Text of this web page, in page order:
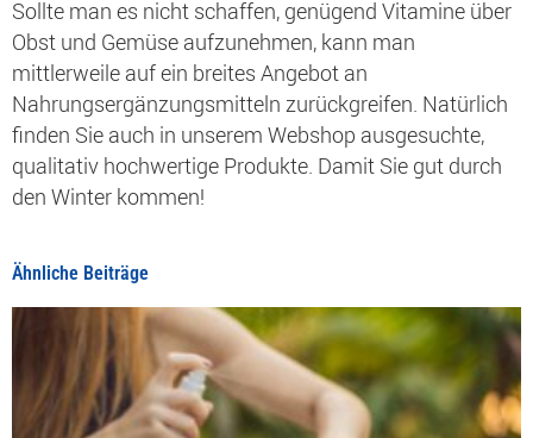
Sollte man es nicht schaffen, genügend Vitamine über
Obst und Gemüse aufzunehmen, kann man
mittlerweile auf ein breites Angebot an
Nahrungsergänzungsmitteln zurückgreifen. Natürlich
finden Sie auch in unserem Webshop ausgesuchte,
qualitativ hochwertige Produkte. Damit Sie gut durch
den Winter kommen!
Ähnliche Beiträge